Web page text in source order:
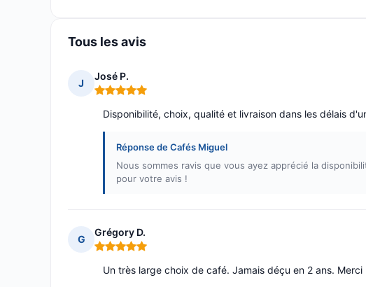
Tous les avis
J
José P.
Note : 5 sur 5
Disponibilité, choix, qualité et livraison dans les délais
Réponse de Cafés Miguel
Nous sommes ravis que vous ayez apprécié la
pour votre avis !
G
Grégory D.
Note : 5 sur 5
Un très large choix de café. Jamais déçu en 2 ans.